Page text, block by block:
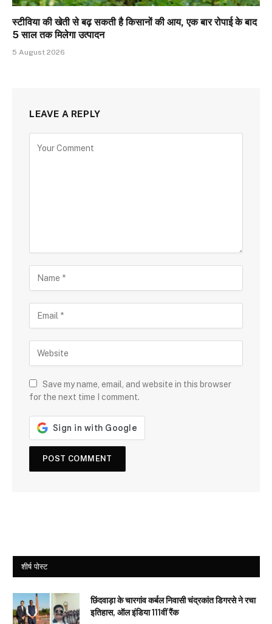
स्टीविया की खेती से बढ़ सकती है किसानों की आय, एक बार रोपाई के बाद
5 साल तक मिलेगा उत्पादन
5 August 2026
LEAVE A REPLY
Save my name, email, and website in this browser
for the next time I comment.
शीर्ष पोस्ट
छिंदवाड़ा के चारगांव कर्बल निवासी चंद्रकांत डिगरसे ने रचा
इतिहास, ऑल इंडिया 111वीं रैंक